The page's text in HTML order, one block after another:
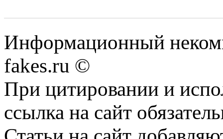
Информационный
fakes.ru ©
При цитировании и
ссылка на сайт